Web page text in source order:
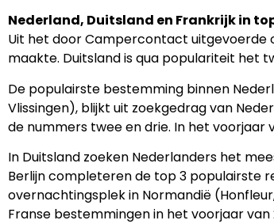
Nederland, Duitsland en Frankrijk in
Uit het door Campercontact uitgevoerde
maakte. Duitsland is qua populariteit het
De populairste bestemming binnen
Vlissingen), blijkt uit zoekgedrag van
de nummers twee en drie. In het voorjaar
In Duitsland zoeken Nederlanders het
Berlijn completeren de top 3 populairste
overnachtingsplek in Normandië
Franse bestemmingen in het voorjaar van